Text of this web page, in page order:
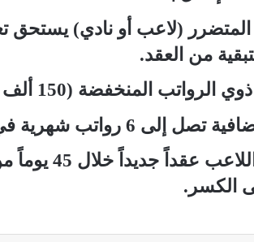
(لاعب أو نادي) يستحق
من العقد.
المنخفضة (150 ألف دولار): الحد الأدنى مضمون.
6 رواتب شهرية في حال سلوك تعسفي.
– إذا وقّع
الكسر.